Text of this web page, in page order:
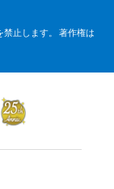
止します。 著作権は